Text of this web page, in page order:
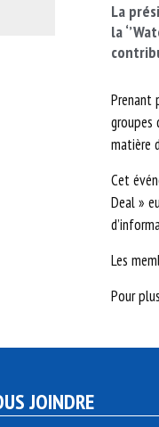
La p
la‘’
Prenant
groupes
matière
Cet
Deal »
Les
Pour
JOINDRE